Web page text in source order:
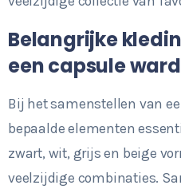
Belangrijke
een capsule
Bij het samenstellen van
bepaalde elementen
zwart, wit, grijs en beige
veelzijdige combinaties.